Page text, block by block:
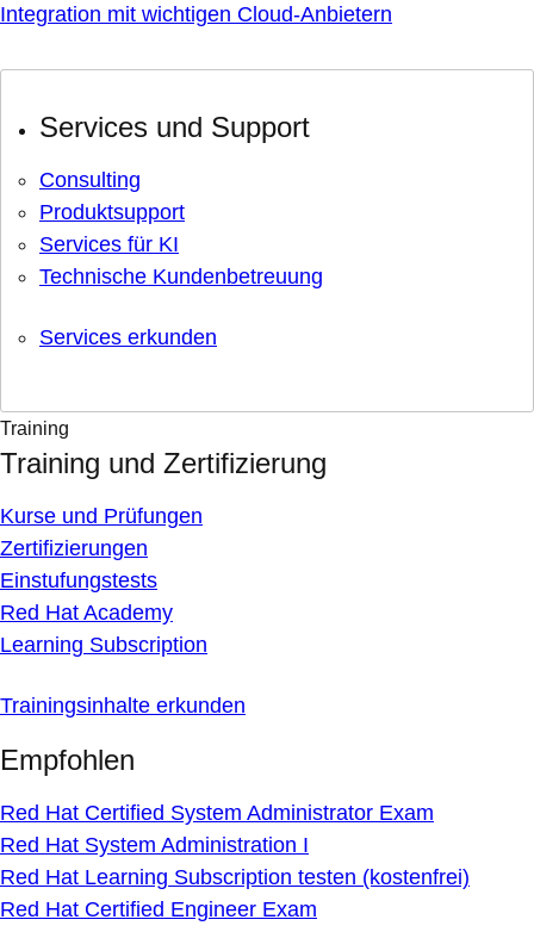
Integration mit wichtigen Cloud-Anbietern
Services und Support
Consulting
Produktsupport
Services für KI
Technische Kundenbetreuung
Services erkunden
Training
Training und Zertifizierung
Kurse und Prüfungen
Zertifizierungen
Einstufungstests
Red Hat Academy
Learning Subscription
Trainingsinhalte erkunden
Empfohlen
Red Hat Certified System Administrator Exam
Red Hat System Administration I
Red Hat Learning Subscription testen (kostenfrei)
Red Hat Certified Engineer Exam